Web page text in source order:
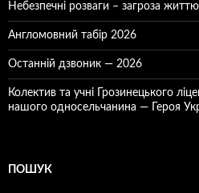
Небезпечні розваги – загроза
Англомовний табір 2026
Останній дзвоник — 2026
Колектив та учні Грозинецького
нашого односельчанина — Героя
ПОШУК